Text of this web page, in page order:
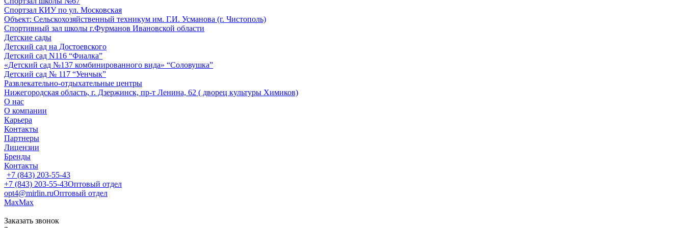
Спортзал КИУ по ул. Московская
Объект: Сельскохозяйственный техникум им. Г.И. Усманова (г. Чистополь)
Спортивный зал школы г.Фурманов Ивановской области
Детские сады
Детский сад на Достоевского
Детский сад N116 “Фиалка”
«Детский сад №137 комбинированного вида» “Соловушка”
Детский сад № 117 “Уенчык”
Развлекательно-отдыхательные центры
Нижегородская область, г. Дзержинск, пр-т Ленина, 62 ( дворец культуры Химиков)
О нас
О компании
Карьера
Контакты
Партнеры
Лицензии
Бренды
Контакты
+7 (843) 203-55-43
+7 (843) 203-55-43Оптовый отдел
opt4@mirlin.ruОптовый отдел
MaxMax
Заказать звонок